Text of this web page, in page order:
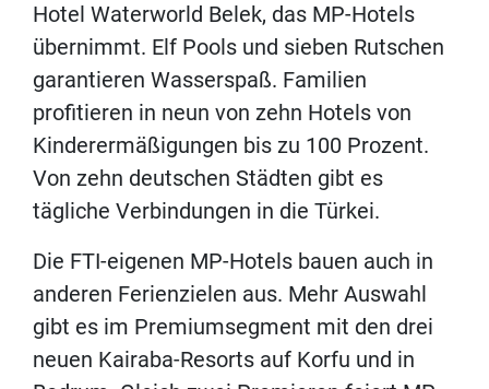
Hotel Waterworld Belek, das MP-Hotels
übernimmt. Elf Pools und sieben Rutschen
garantieren Wasserspaß. Familien
profitieren in neun von zehn Hotels von
Kinderermäßigungen bis zu 100 Prozent.
Von zehn deutschen Städten gibt es
tägliche Verbindungen in die Türkei.
Die FTI-eigenen MP-Hotels bauen auch in
anderen Ferienzielen aus. Mehr Auswahl
gibt es im Premiumsegment mit den drei
neuen Kairaba-Resorts auf Korfu und in